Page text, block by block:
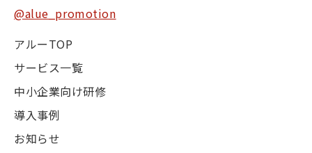
@alue_promotion
アルーTOP
サービス一覧
中小企業向け研修
導入事例
お知らせ